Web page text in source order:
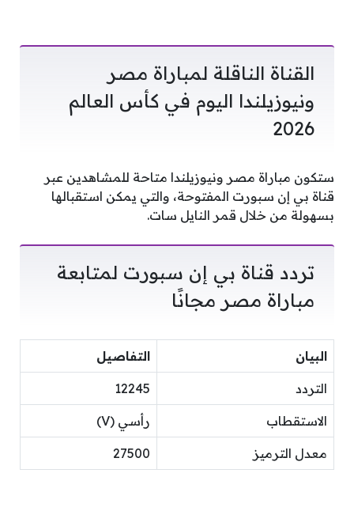
القناة الناقلة لمباراة مصر
ونيوزيلندا اليوم في كأس العالم
2026
ستكون مباراة مصر ونيوزيلندا متاحة للمشاهدين عبر
قناة بي إن سبورت المفتوحة، والتي يمكن استقبالها
بسهولة من خلال قمر النايل سات.
تردد قناة بي إن سبورت لمتابعة
مباراة مصر مجانًا
البيان التفاصيل
التردد 12245
الاستقطاب رأسي (V)
معدل الترميز 27500